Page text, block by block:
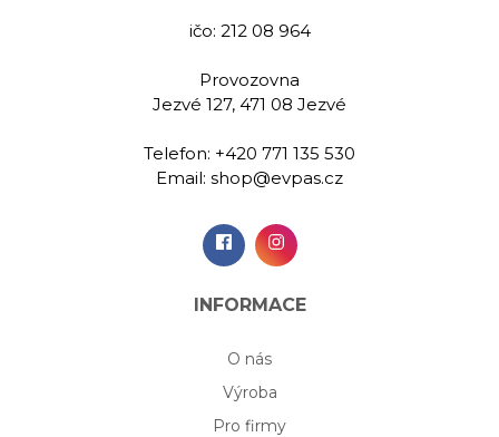
989,00 Kč
Přidat do
košíku
ičo: 212 08 964
Provozovna
Jezvé 127, 471 08 Jezvé
Telefon: +420 771 135 530
Email: shop@evpas.cz
INFORMACE
O nás
Výroba
Pro firmy